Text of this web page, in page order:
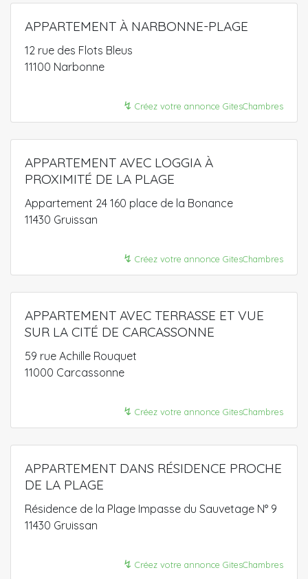
APPARTEMENT À NARBONNE-PLAGE
12 rue des Flots Bleus
11100 Narbonne
↯ Créez votre annonce GitesChambres
APPARTEMENT AVEC LOGGIA À
PROXIMITÉ DE LA PLAGE
Appartement 24 160 place de la Bonance
11430 Gruissan
↯ Créez votre annonce GitesChambres
APPARTEMENT AVEC TERRASSE ET VUE
SUR LA CITÉ DE CARCASSONNE
59 rue Achille Rouquet
11000 Carcassonne
↯ Créez votre annonce GitesChambres
APPARTEMENT DANS RÉSIDENCE PROCHE
DE LA PLAGE
Résidence de la Plage Impasse du Sauvetage N° 9
11430 Gruissan
↯ Créez votre annonce GitesChambres